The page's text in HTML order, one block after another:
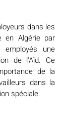
dans les
en Algérie par
une
de l'Aïd. Ce
de la
dans la
spéciale.